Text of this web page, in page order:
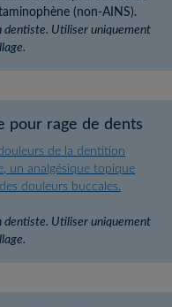
(non-AINS).
dentiste. Utiliser uniquement
pour rage de dents
de la dentition
un analgésique topique
douleurs buccales.
dentiste. Utiliser uniquement